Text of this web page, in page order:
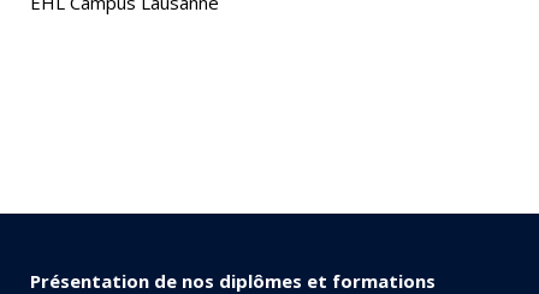
Présentation de nos diplômes et formations